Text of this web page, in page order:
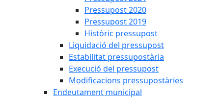
Pressupost 2020
Pressupost 2019
Històric pressupost
Liquidació del pressupost
Estabilitat pressupostària
Execució del pressupost
Modificacions pressupostàries
Endeutament municipal